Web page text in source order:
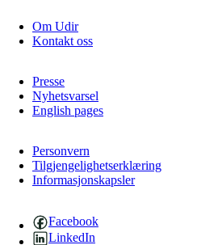
Om Udir
Kontakt oss
Presse
Nyhetsvarsel
English pages
Personvern
Tilgjengelighetserklæring
Informasjonskapsler
Facebook
LinkedIn